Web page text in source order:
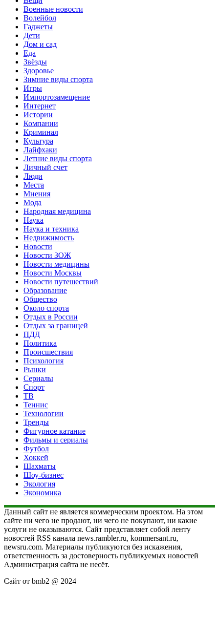
Военные новости
Волейбол
Гаджеты
Дети
Дом и сад
Еда
Звёзды
Здоровье
Зимние виды спорта
Игры
Импортозамещение
Интернет
Истории
Компании
Криминал
Культура
Лайфхаки
Летние виды спорта
Личный счет
Люди
Места
Мнения
Мода
Народная медицина
Наука
Наука и техника
Недвижимость
Новости
Новости ЗОЖ
Новости медицины
Новости Москвы
Новости путешествий
Образование
Общество
Около спорта
Отдых в России
Отдых за границей
ПДД
Политика
Происшествия
Психология
Рынки
Сериалы
Спорт
ТВ
Теннис
Технологии
Тренды
Фигурное катание
Фильмы и сериалы
Футбол
Хоккей
Шахматы
Шоу-бизнес
Экология
Экономика
Данный сайт не является коммерческим проектом. На этом
сайте ни чего не продают, ни чего не покупают, ни какие
услуги не оказываются. Сайт представляет собой ленту
новостей RSS канала news.rambler.ru, kommersant.ru,
newsru.com. Материалы публикуются без искажения,
ответственность за достоверность публикуемых новостей
Администрация сайта не несёт.
Сайт от bmb2 @ 2024